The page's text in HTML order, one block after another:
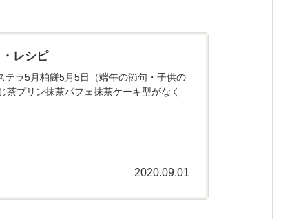
レシピ
ラ5月柏餅5月5日（端午の節句・子供の
プリン抹茶パフェ抹茶ケーキ型がなく
2020.09.01